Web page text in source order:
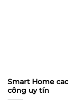
Smart Home
công uy tín